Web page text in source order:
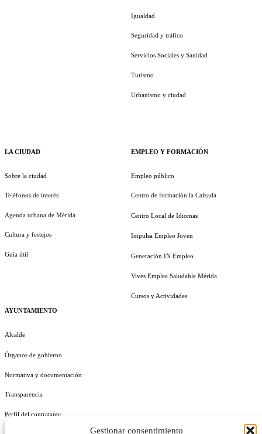
Gestionar consentimiento
LA CIUDAD
Sobre la ciudad
Teléfonos de interés
Agenda urbana de Mérida
Cultura y festejos
Guía útil
AYUNTAMIENTO
Alcalde
Órganos de gobierno
Normativa y documentación
Transparencia
Perfil del contratante
Igualdad
Seguridad y tráfico
Servicios Sociales y Sanidad
Turismo
Urbanismo y ciudad
EMPLEO Y FORMACIÓN
Empleo público
Centro de formación la Calzada
Centro Local de Idiomas
Impulsa Empleo Joven
Generación IN Empleo
Vives Emplea Saludable Mérida
Cursos y Actividades